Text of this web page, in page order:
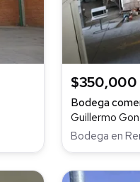
$350,000
Bodega
Bodega en